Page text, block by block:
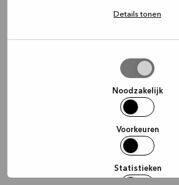
Details tonen
Noodzakelijk
Voorkeuren
Statistieken